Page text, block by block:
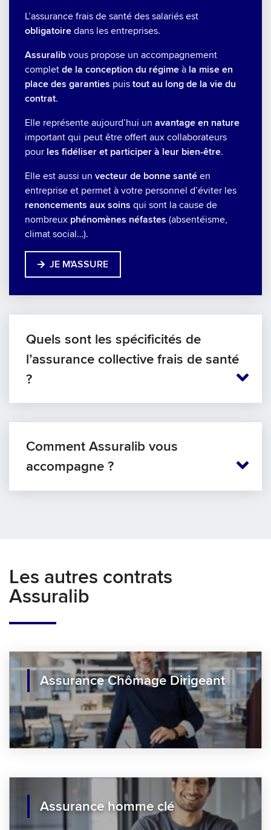
L’assurance frais de santé des salariés est
obligatoiredans les entreprises.
Assuralibvous propose un accompagnement
complet de la conception du régimeà la mise en
place des garanties puis tout au long de la vie du
contrat.
Elle représente aujourd’hui un avantage en nature
important qui peut être offert aux collaborateurs
pour les fidéliser et participer à leur bien-être.
Elle est aussi un vecteur de bonne santéen
entreprise et permet à votre personnel d’éviter les
renoncements aux soins qui sont la cause de
nombreux phénomènes néfastes (absentéisme,
climat social…).
JE M'ASSURE
Quels sont les spécificités de
l’assurance collective frais de santé
?
Comment Assuralib vous
accompagne ?
Les autres contrats
Assuralib
Assurance Chômage Dirigeant
Assurance homme clé